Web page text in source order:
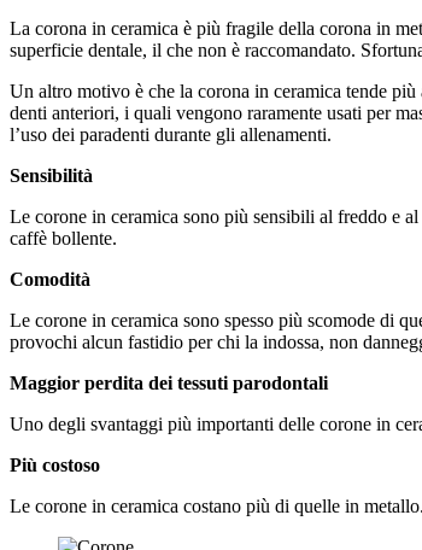
La corona in ceramica è più fragile della corona in
superficie dentale, il che non è raccomandato.
Un altro motivo è che la corona in ceramica tende
denti anteriori, i quali vengono raramente usati per
l’uso dei paradenti durante gli allenamenti.
Sensibilità
Le corone in ceramica sono più sensibili al freddo e
caffè bollente.
Comodità
Le corone in ceramica sono spesso più scomode di
provochi alcun fastidio per chi la indossa, non
Maggior perdita dei tessuti parodontali
Uno degli svantaggi più importanti delle corone in
Più costoso
Le corone in ceramica costano più di quelle in metallo.